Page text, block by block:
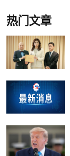
热门文章